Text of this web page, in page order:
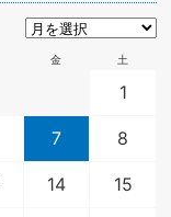
金 土
1
7 8
14 15